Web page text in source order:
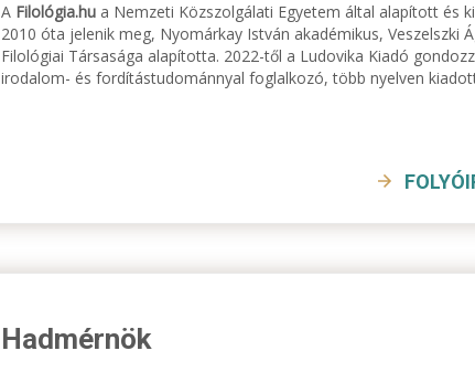
A Filológia.hu a Nemzeti Közszolgálati Egyetem által alapított és
2010 óta jelenik meg, Nyomárkay István akadémikus, Veszelszki
Filológiai Társasága alapította. 2022-től a Ludovika Kiadó
irodalom- és fordítástudománnyal foglalkozó, több nyelven
Hadmérnök